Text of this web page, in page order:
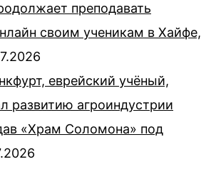
преподавать
своим ученикам в Хайфе,
еврейский учёный,
развитию агроиндустрии
«Храм Соломона» под